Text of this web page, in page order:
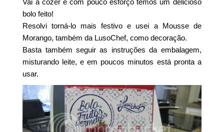
Vai a cozer e com pouco esforço temos um delicioso
bolo feito!
Resolvi torná-lo mais festivo e usei a Mousse de
Morango, também da LusoChef, como decoração.
Basta também seguir as instruções da embalagem,
misturando leite, e em poucos minutos está pronta a
usar.